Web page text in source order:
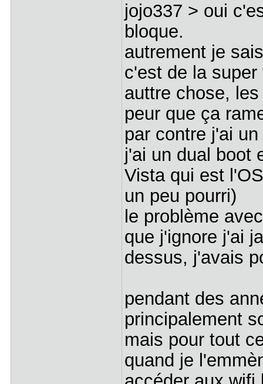
jojo337 > oui
bloque.
autrement je
c'est de la
auttre chose,
peur que ça
par contre j'ai
j'ai un dual boot
Vista qui est
un peu pourri)
le problème
que j'ignore j'ai
dessus, j'avais
pendant des
principalement
mais pour tout
quand je